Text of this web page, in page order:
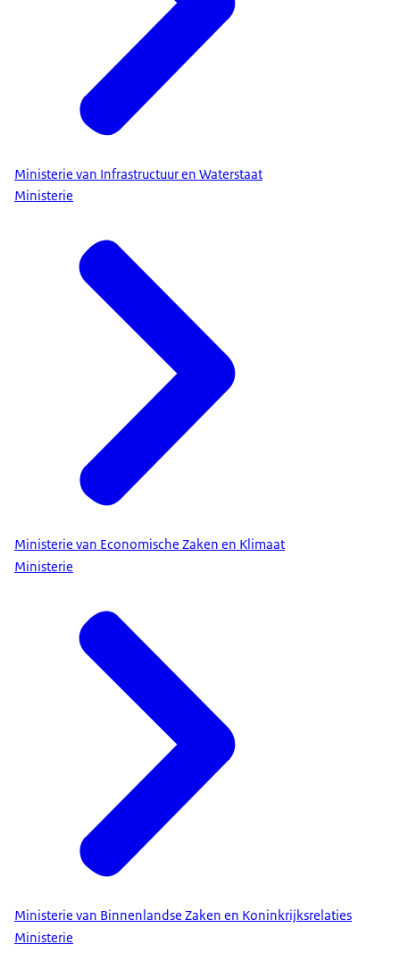
Ministerie van Infrastructuur en Waterstaat
Ministerie
Ministerie van Economische Zaken en Klimaat
Ministerie
Ministerie van Binnenlandse Zaken en Koninkrijksrelaties
Ministerie